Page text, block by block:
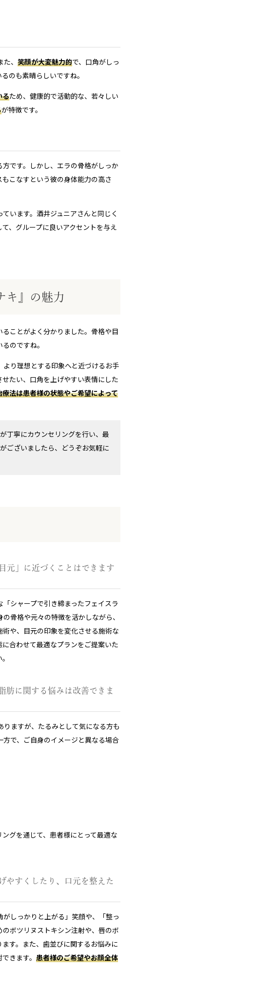
、 笑顔が大変魅力的で、口角がしっ
のも素晴らしいですね。
るため、健康的で活動的な、若々しい
が特徴です。
方です。しかし、エラの骨格がしっか
こなすという彼の身体能力の高さ
います。酒井ジュニアさんと同じく
、グループに良いアクセントを与え
キ』の魅力
ことがよく分かりました。骨格や目
のですね。
り理想とする印象へと近づけるお手
たい、口角を上げやすい表情にした
法は患者様の状態やご希望によって
丁寧にカウンセリングを行い、最
ございましたら、どうぞお気軽に
元」に近づくことはできます
シャープで引き締まったフェイスラ
骨格や元々の特徴を活かしながら、
や、目元の印象を変化させる施術な
合わせて最適なプランをご提案いた
肪に関する悩みは改善できま
ますが、たるみとして気になる方も
で、ご自身のイメージと異なる場合
グを通じて、患者様にとって最適な
やすくしたり、口元を整えた
しっかりと上がる」笑顔や、「整っ
ボツリヌストキシン注射や、唇のボ
す。また、歯並びに関するお悩みに
きます。 患者様のご希望やお顔全体